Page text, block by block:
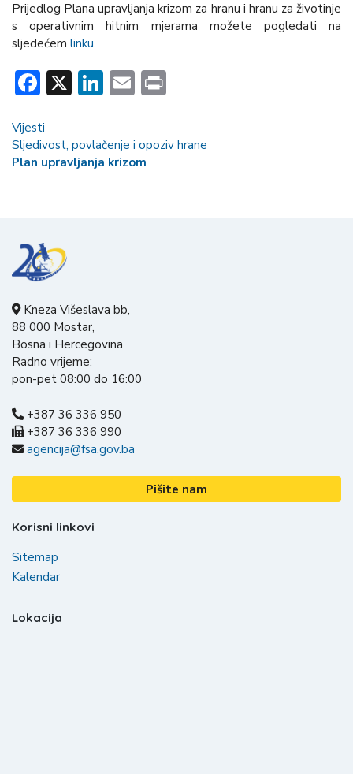
Vijesti
Sljedivost, povlačenje i opoziv hrane
Plan upravljanja krizom
Prijedlog Plana upravljanja krizom za hranu i hranu za životinje
s operativnim hitnim mjerama možete pogledati na
sljedećem linku.
Facebook
X LinkedIn
Email
Kneza Višeslava bb,
88 000 Mostar,
Bosna i Hercegovina
Radno vrijeme:
pon-pet 08:00 do 16:00
+387 36 336 950
+387 36 336 990
agencija@fsa.gov.ba
Pišite nam
Korisni linkovi
Sitemap
Kalendar
Lokacija